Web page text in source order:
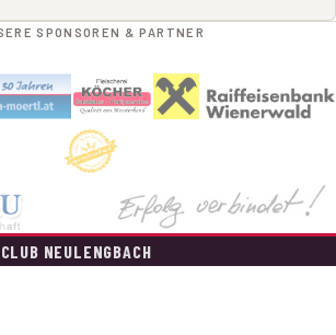
SPONSOREN & PARTNER
NEULENGBACH